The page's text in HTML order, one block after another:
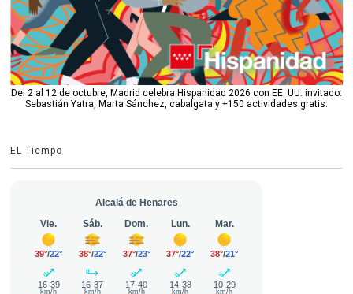
Del 2 al 12 de octubre, Madrid celebra Hispanidad 2026 con EE. UU. invitado:
Sebastián Yatra, Marta Sánchez, cabalgata y +150 actividades gratis.
EL Tiempo